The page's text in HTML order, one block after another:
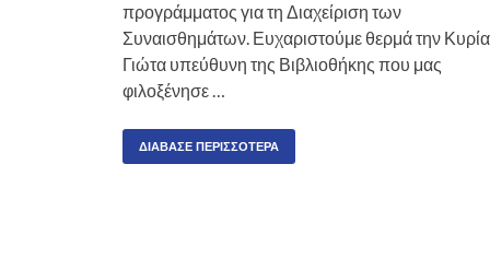
προγράμματος για τη Διαχείριση των
Συναισθημάτων. Ευχαριστούμε θερμά την Κυρία
Γιώτα υπεύθυνη της Βιβλιοθήκης που μας
φιλοξένησε …
ΔΙΆΒΑΣΕ ΠΕΡΙΣΣΌΤΕΡΑ